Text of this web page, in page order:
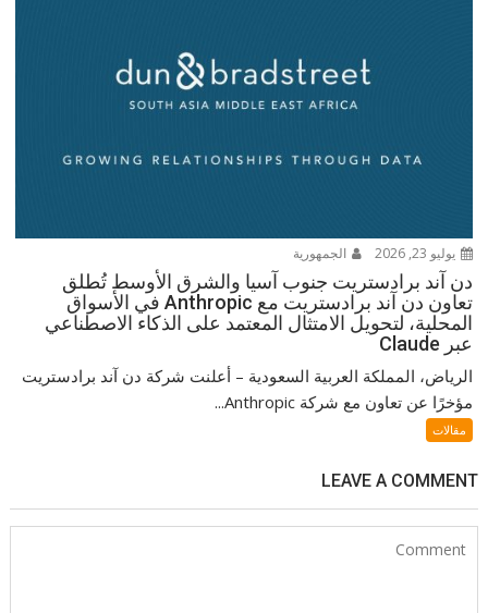
يوليو 23, 2026 الجمهورية
دن آند برادستريت جنوب آسيا والشرق الأوسط تُطلق
تعاون دن آند برادستريت مع Anthropic في الأسواق
المحلية، لتحويل الامتثال المعتمد على الذكاء الاصطناعي
عبر Claude
الرياض، المملكة العربية السعودية – أعلنت شركة دن آند برادستريت
مؤخرًا عن تعاون مع شركة Anthropic...
مقالات
LEAVE A COMMENT